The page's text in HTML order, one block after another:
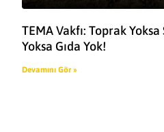
TEMA Vakfı: Toprak Yoksa
Yoksa Gıda Yok!
Devamını Gör »